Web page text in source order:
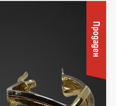
Продаден